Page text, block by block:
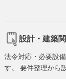
設計・建築
法令対応・必要設
す。 要件整理から